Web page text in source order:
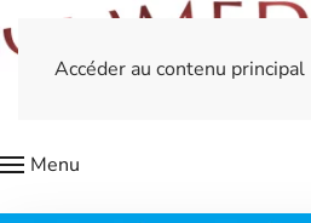
Accéder au contenu principal
Menu